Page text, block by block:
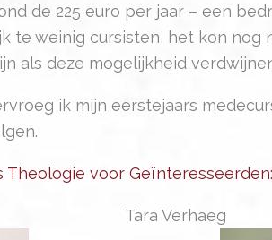
de 225 euro per jaar – een
te weinig cursisten, het kon nog
als deze mogelijkheid
ik mijn eerstejaars
Theologie voor
Tara Verhaeg